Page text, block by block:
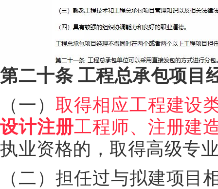
第二十条 工程总承包项目
（一） 取得相应工程建设
设计注册工程师、注册建
执业资格的，取得高级专
（二）担任过与拟建项目